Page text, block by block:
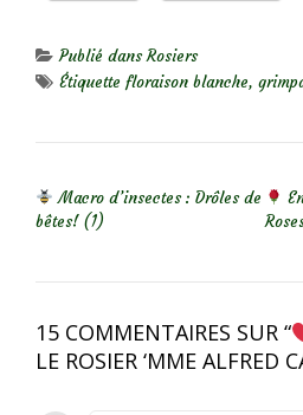
Publié dansRosiers
Étiquette floraison blanche,
Macro d’insectes : Drôles de
bêtes! (1)
15 COMMENTAIRES SUR “
LE ROSIER ‘MME ALFRED